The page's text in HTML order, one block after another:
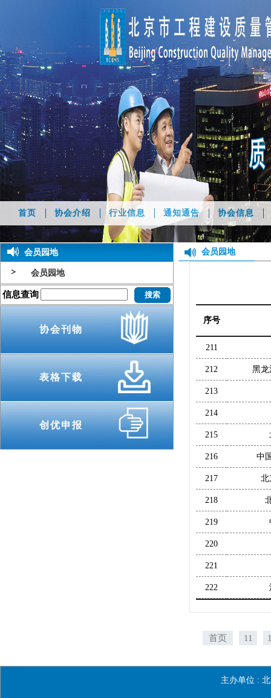
首页 协会介绍 行业信息 通知通告 协会信息
会员园地
会员园地
信息查询
协会刊物
表格下载
创优申报
会员园地
序号
211
212 黑龙
213
214
215
216 中
217 北
218
219
220
221
222
首页 11
主办单位 :